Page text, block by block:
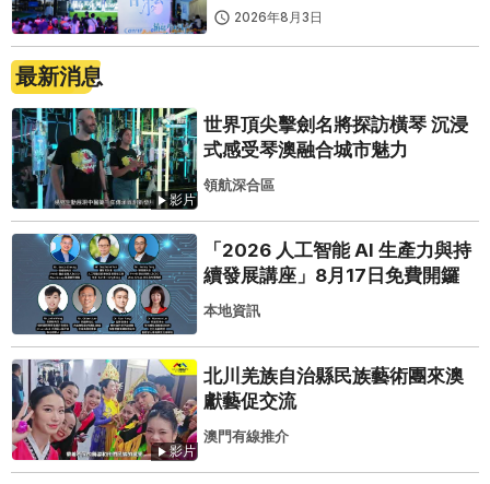
2026年8月3日
最新消息
影片
世界頂尖擊劍名將探訪橫琴 沉浸
式感受琴澳融合城市魅力
領航深合區
「2026 人工智能 AI 生產力與持
續發展講座」8月17日免費開鑼
本地資訊
影片
北川羌族自治縣民族藝術團來澳
獻藝促交流
澳門有線推介